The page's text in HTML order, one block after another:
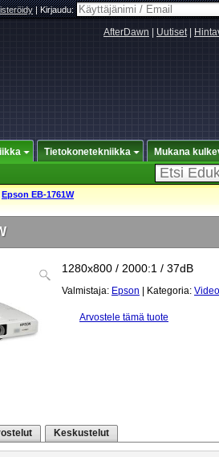
|Kirjaudu:
AfterDawn Uutiset|
Tietokonetekniikka Mukana
Epson EB-1761W
1280x800 / 2000:1 / 37dB
Valmistaja: Epson | Kategoria:
Arvostele tämä tuote
Keskustelut